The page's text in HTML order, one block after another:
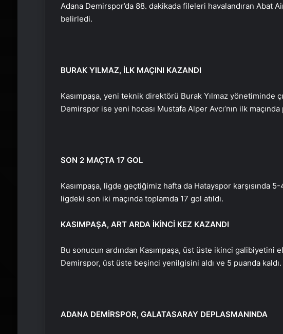
Adana Demirspor’da 88. dakikada fileleri havalandıran Abat
belirledi.
BURAK YILMAZ, İLK MAÇINI KAZANDI
Kasımpaşa, yeni teknik direktörü Burak Yılmaz yönetiminde
Demirspor ise yeni hocası Mustafa Alper Avcı’nın ilk maçında
SON 2 MAÇTA 17 GOL
Kasımpaşa, ligde geçtiğimiz hafta da Hatayspor karşısında
ligdeki son iki maçında toplamda 17 gol atıldı.
KASIMPAŞA, ART ARDA İKİNCİ KEZ KAZANDI
Bu sonucun ardından Kasımpaşa, üst üste ikinci galibiyetini
Demirspor, üst üste beşinci yenilgisini aldı ve 5 puanda kaldı.
ADANA DEMİRSPOR, GALATASARAY DEPLASMANINDA